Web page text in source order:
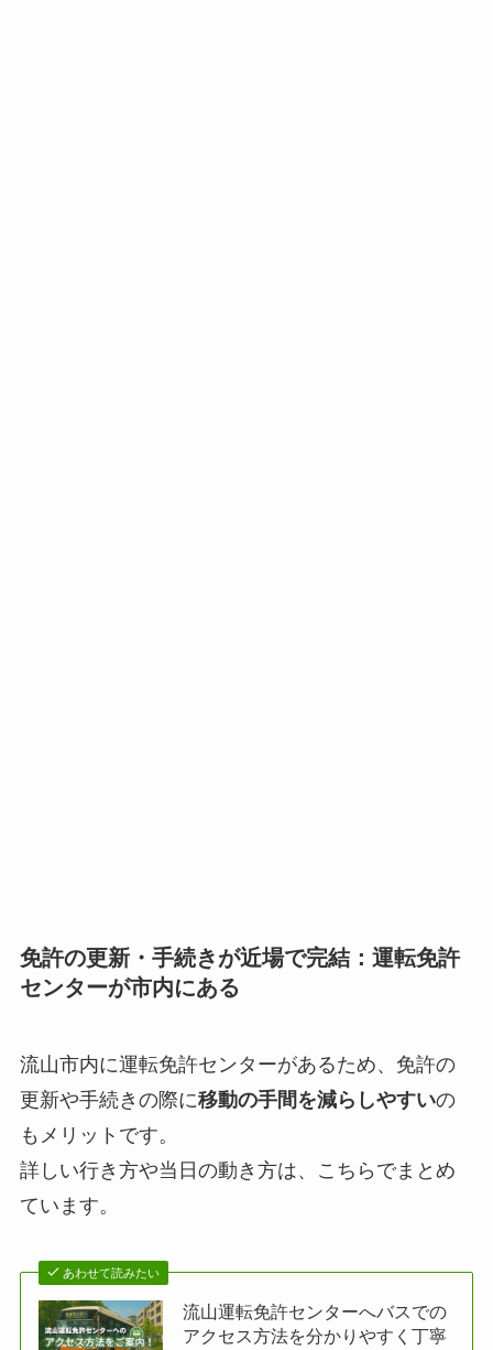
免許の更新・手続きが近場で完結：運転免許
センターが市内にある
流山市内に運転免許センターがあるため、免許の
更新や手続きの際に移動の手間を減らしやすいの
もメリットです。
詳しい行き方や当日の動き方は、こちらでまとめ
ています。
あわせて読みたい
流山運転免許センターへバスでの
アクセス方法を分かりやすく丁寧